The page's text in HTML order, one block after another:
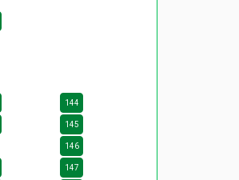
144
145
146
147